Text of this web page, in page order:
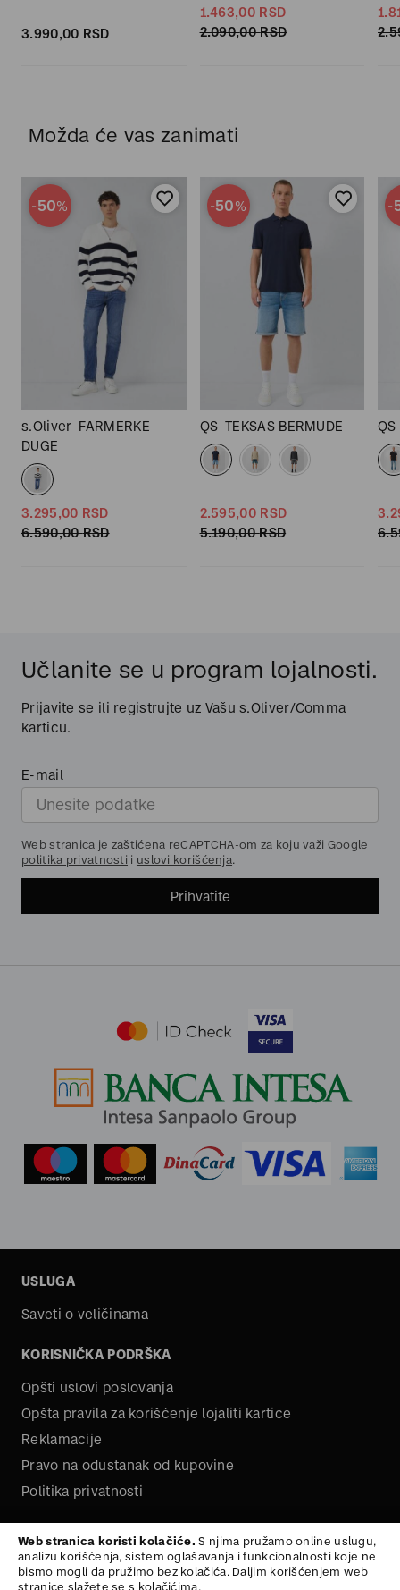
3.990,00 RSD
1.463,00 RSD
2.090,00 RSD
Možda će vas zanimati
-50%
s.Oliver FARMERKE
DUGE
3.295,00 RSD
6.590,00 RSD
-50%
QS TEKSAS BERMUDE
2.595,00 RSD
5.190,00 RSD
-
QS
Učlanite se u program lojalnosti.
Prijavite se ili registrujte uz Vašu s.Oliver/Comma
karticu.
E-mail
Web stranica je zaštićena reCAPTCHA-om za koju važi Google
politika privatnosti i uslovi korišćenja.
Prihvatite
USLUGA
Saveti o veličinama
KORISNIČKA PODRŠKA
Opšti uslovi poslovanja
Opšta pravila za korišćenje lojaliti kartice
Reklamacije
Pravo na odustanak od kupovine
Politika privatnosti
Kariera
Web stranica koristi kolačiće. S njima pružamo online uslugu,
analizu korišćenja, sistem oglašavanja i funkcionalnosti koje ne
bismo mogli da pružimo bez kolačića. Daljim korišćenjem web
stranice slažete se s kolačićima.